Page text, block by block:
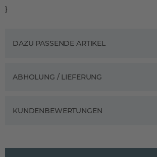
}
DAZU PASSENDE ARTIKEL
ABHOLUNG / LIEFERUNG
KUNDENBEWERTUNGEN